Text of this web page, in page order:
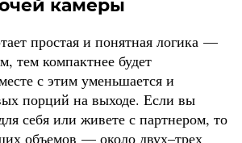
камеры
простая и понятная логика —
тем компактнее будет
с этим уменьшается и
порций на выходе. Если вы
себя или живете с партнером, то
объемов — около двух–трех